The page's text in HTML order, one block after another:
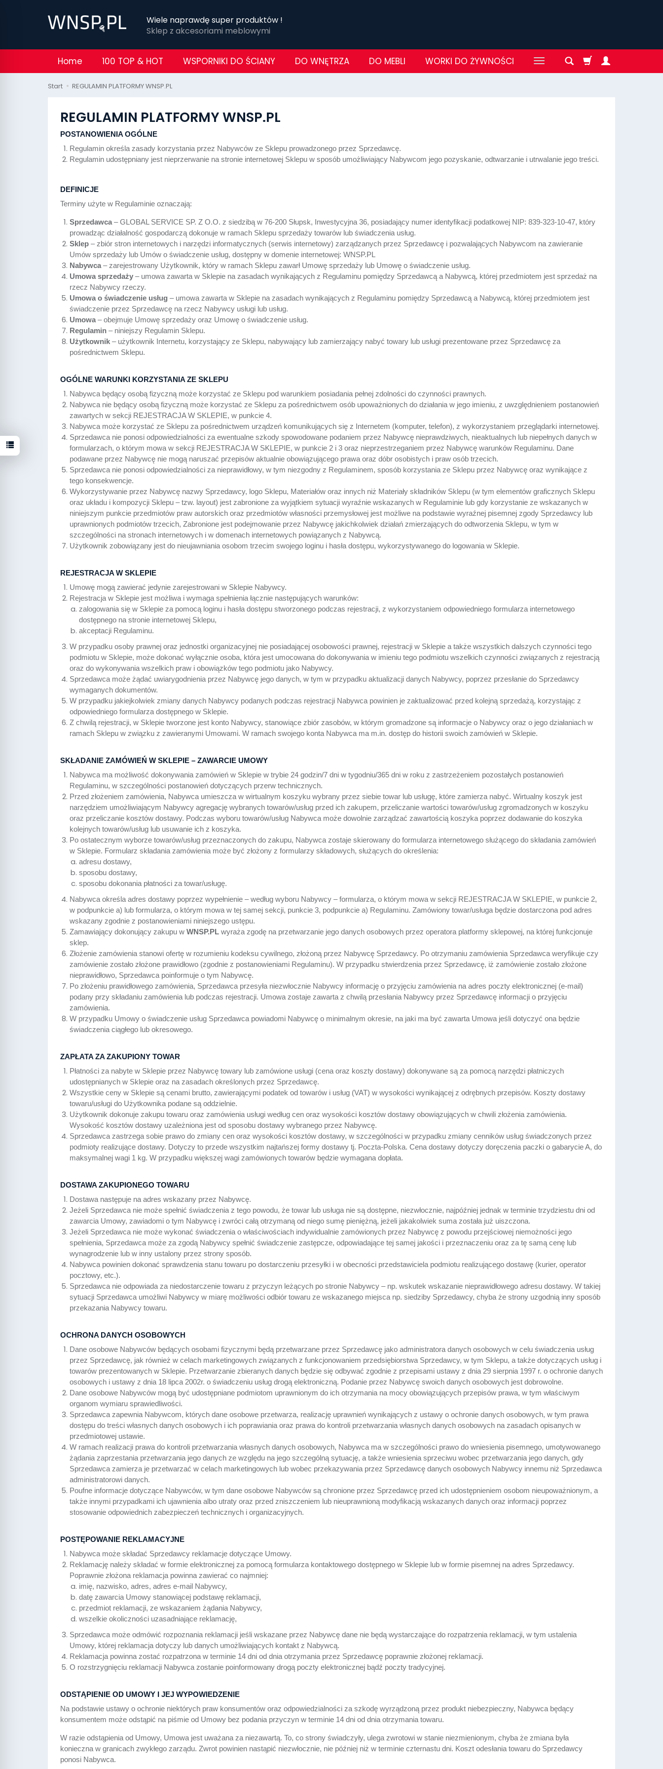
Wiele naprawdę super produktów !
Sklep z akcesoriami meblowymi
Home 100 TOP & HOT WSPORNIKI DO ŚCIANY DO WNĘTRZA DO MEBLI WORKI DO ŻYWNOŚCI
Start REGULAMIN PLATFORMY WNSP.PL
REGULAMIN PLATFORMY WNSP.PL
POSTANOWIENIA OGÓLNE
Regulamin określa zasady korzystania przez Nabywców ze Sklepu prowadzonego przez Sprzedawcę.
Regulamin udostępniany jest nieprzerwanie na stronie internetowej Sklepu w sposób umożliwiający Nabywcom jego pozyskanie, odtwarzanie i utrwalanie jego treści.
DEFINICJE
Terminy użyte w Regulaminie oznaczają:
Sprzedawca – GLOBAL SERVICE SP. Z O.O. z siedzibą w 76-200 Słupsk, Inwestycyjna 36, posiadający numer identyfikacji podatkowej NIP: 839-323-10-47, który
prowadząc działalność gospodarczą dokonuje w ramach Sklepu sprzedaży towarów lub świadczenia usług.
Sklep – zbiór stron internetowych i narzędzi informatycznych (serwis internetowy) zarządzanych przez Sprzedawcę i pozwalających Nabywcom na zawieranie
Umów sprzedaży lub Umów o świadczenie usług, dostępny w domenie internetowej: WNSP.PL
Nabywca – zarejestrowany Użytkownik, który w ramach Sklepu zawarł Umowę sprzedaży lub Umowę o świadczenie usług.
Umowa sprzedaży – umowa zawarta w Sklepie na zasadach wynikających z Regulaminu pomiędzy Sprzedawcą a Nabywcą, której przedmiotem jest sprzedaż na
rzecz Nabywcy rzeczy.
Umowa o świadczenie usług – umowa zawarta w Sklepie na zasadach wynikających z Regulaminu pomiędzy Sprzedawcą a Nabywcą, której przedmiotem jest
świadczenie przez Sprzedawcę na rzecz Nabywcy usługi lub usług.
Umowa – obejmuje Umowę sprzedaży oraz Umowę o świadczenie usług.
Regulamin – niniejszy Regulamin Sklepu.
Użytkownik – użytkownik Internetu, korzystający ze Sklepu, nabywający lub zamierzający nabyć towary lub usługi prezentowane przez Sprzedawcę za
pośrednictwem Sklepu.
OGÓLNE WARUNKI KORZYSTANIA ZE SKLEPU
Nabywca będący osobą fizyczną może korzystać ze Sklepu pod warunkiem posiadania pełnej zdolności do czynności prawnych.
Nabywca nie będący osobą fizyczną może korzystać ze Sklepu za pośrednictwem osób upoważnionych do działania w jego imieniu, z uwzględnieniem postanowień
zawartych w sekcji REJESTRACJA W SKLEPIE, w punkcie 4.
Nabywca może korzystać ze Sklepu za pośrednictwem urządzeń komunikujących się z Internetem (komputer, telefon), z wykorzystaniem przeglądarki internetowej.
Sprzedawca nie ponosi odpowiedzialności za ewentualne szkody spowodowane podaniem przez Nabywcę nieprawdziwych, nieaktualnych lub niepełnych danych w
formularzach, o którym mowa w sekcji REJESTRACJA W SKLEPIE, w punkcie 2 i 3 oraz nieprzestrzeganiem przez Nabywcę warunków Regulaminu. Dane
podawane przez Nabywcę nie mogą naruszać przepisów aktualnie obowiązującego prawa oraz dóbr osobistych i praw osób trzecich.
Sprzedawca nie ponosi odpowiedzialności za nieprawidłowy, w tym niezgodny z Regulaminem, sposób korzystania ze Sklepu przez Nabywcę oraz wynikające z
tego konsekwencje.
Wykorzystywanie przez Nabywcę nazwy Sprzedawcy, logo Sklepu, Materiałów oraz innych niż Materiały składników Sklepu (w tym elementów graficznych Sklepu
oraz układu i kompozycji Sklepu – tzw. layout) jest zabronione za wyjątkiem sytuacji wyraźnie wskazanych w Regulaminie lub gdy korzystanie ze wskazanych w
niniejszym punkcie przedmiotów praw autorskich oraz przedmiotów własności przemysłowej jest możliwe na podstawie wyraźnej pisemnej zgody Sprzedawcy lub
uprawnionych podmiotów trzecich, Zabronione jest podejmowanie przez Nabywcę jakichkolwiek działań zmierzających do odtworzenia Sklepu, w tym w
szczególności na stronach internetowych i w domenach internetowych powiązanych z Nabywcą.
Użytkownik zobowiązany jest do nieujawniania osobom trzecim swojego loginu i hasła dostępu, wykorzystywanego do logowania w Sklepie.
REJESTRACJA W SKLEPIE
Umowę mogą zawierać jedynie zarejestrowani w Sklepie Nabywcy.
Rejestracja w Sklepie jest możliwa i wymaga spełnienia łącznie następujących warunków:
zalogowania się w Sklepie za pomocą loginu i hasła dostępu stworzonego podczas rejestracji, z wykorzystaniem odpowiedniego formularza internetowego
dostępnego na stronie internetowej Sklepu,
akceptacji Regulaminu.
W przypadku osoby prawnej oraz jednostki organizacyjnej nie posiadającej osobowości prawnej, rejestracji w Sklepie a także wszystkich dalszych czynności tego
podmiotu w Sklepie, może dokonać wyłącznie osoba, która jest umocowana do dokonywania w imieniu tego podmiotu wszelkich czynności związanych z rejestracją
oraz do wykonywania wszelkich praw i obowiązków tego podmiotu jako Nabywcy.
Sprzedawca może żądać uwiarygodnienia przez Nabywcę jego danych, w tym w przypadku aktualizacji danych Nabywcy, poprzez przesłanie do Sprzedawcy
wymaganych dokumentów.
W przypadku jakiejkolwiek zmiany danych Nabywcy podanych podczas rejestracji Nabywca powinien je zaktualizować przed kolejną sprzedażą, korzystając z
odpowiedniego formularza dostępnego w Sklepie.
Z chwilą rejestracji, w Sklepie tworzone jest konto Nabywcy, stanowiące zbiór zasobów, w którym gromadzone są informacje o Nabywcy oraz o jego działaniach w
ramach Sklepu w związku z zawieranymi Umowami. W ramach swojego konta Nabywca ma m.in. dostęp do historii swoich zamówień w Sklepie.
SKŁADANIE ZAMÓWIEŃ W SKLEPIE – ZAWARCIE UMOWY
Nabywca ma możliwość dokonywania zamówień w Sklepie w trybie 24 godzin/7 dni w tygodniu/365 dni w roku z zastrzeżeniem pozostałych postanowień
Regulaminu, w szczególności postanowień dotyczących przerw technicznych.
Przed złożeniem zamówienia, Nabywca umieszcza w wirtualnym koszyku wybrany przez siebie towar lub usługę, które zamierza nabyć. Wirtualny koszyk jest
narzędziem umożliwiającym Nabywcy agregację wybranych towarów/usług przed ich zakupem, przeliczanie wartości towarów/usług zgromadzonych w koszyku
oraz przeliczanie kosztów dostawy. Podczas wyboru towarów/usług Nabywca może dowolnie zarządzać zawartością koszyka poprzez dodawanie do koszyka
kolejnych towarów/usług lub usuwanie ich z koszyka.
Po ostatecznym wyborze towarów/usług przeznaczonych do zakupu, Nabywca zostaje skierowany do formularza internetowego służącego do składania zamówień
w Sklepie. Formularz składania zamówienia może być złożony z formularzy składowych, służących do określenia:
adresu dostawy,
sposobu dostawy,
sposobu dokonania płatności za towar/usługę.
Nabywca określa adres dostawy poprzez wypełnienie – według wyboru Nabywcy – formularza, o którym mowa w sekcji REJESTRACJA W SKLEPIE, w punkcie 2,
w podpunkcie a) lub formularza, o którym mowa w tej samej sekcji, punkcie 3, podpunkcie a) Regulaminu. Zamówiony towar/usługa będzie dostarczona pod adres
wskazany zgodnie z postanowieniami niniejszego ustępu.
Zamawiający dokonujący zakupu w WNSP.PL wyraża zgodę na przetwarzanie jego danych osobowych przez operatora platformy sklepowej, na której funkcjonuje
sklep.
Złożenie zamówienia stanowi ofertę w rozumieniu kodeksu cywilnego, złożoną przez Nabywcę Sprzedawcy. Po otrzymaniu zamówienia Sprzedawca weryfikuje czy
zamówienie zostało złożone prawidłowo (zgodnie z postanowieniami Regulaminu). W przypadku stwierdzenia przez Sprzedawcę, iż zamówienie zostało złożone
nieprawidłowo, Sprzedawca poinformuje o tym Nabywcę.
Po złożeniu prawidłowego zamówienia, Sprzedawca przesyła niezwłocznie Nabywcy informację o przyjęciu zamówienia na adres poczty elektronicznej (e-mail)
podany przy składaniu zamówienia lub podczas rejestracji. Umowa zostaje zawarta z chwilą przesłania Nabywcy przez Sprzedawcę informacji o przyjęciu
zamówienia.
W przypadku Umowy o świadczenie usług Sprzedawca powiadomi Nabywcę o minimalnym okresie, na jaki ma być zawarta Umowa jeśli dotyczyć ona będzie
świadczenia ciągłego lub okresowego.
ZAPŁATA ZA ZAKUPIONY TOWAR
Płatności za nabyte w Sklepie przez Nabywcę towary lub zamówione usługi (cena oraz koszty dostawy) dokonywane są za pomocą narzędzi płatniczych
udostępnianych w Sklepie oraz na zasadach określonych przez Sprzedawcę.
Wszystkie ceny w Sklepie są cenami brutto, zawierającymi podatek od towarów i usług (VAT) w wysokości wynikającej z odrębnych przepisów. Koszty dostawy
towaru/usługi do Użytkownika podane są oddzielnie.
Użytkownik dokonuje zakupu towaru oraz zamówienia usługi według cen oraz wysokości kosztów dostawy obowiązujących w chwili złożenia zamówienia.
Wysokość kosztów dostawy uzależniona jest od sposobu dostawy wybranego przez Nabywcę.
Sprzedawca zastrzega sobie prawo do zmiany cen oraz wysokości kosztów dostawy, w szczególności w przypadku zmiany cenników usług świadczonych przez
podmioty realizujące dostawy. Dotyczy to przede wszystkim najtańszej formy dostawy tj. Poczta-Polska. Cena dostawy dotyczy doręczenia paczki o gabarycie A, do
maksymalnej wagi 1 kg. W przypadku większej wagi zamówionych towarów będzie wymagana dopłata.
DOSTAWA ZAKUPIONEGO TOWARU
Dostawa następuje na adres wskazany przez Nabywcę.
Jeżeli Sprzedawca nie może spełnić świadczenia z tego powodu, że towar lub usługa nie są dostępne, niezwłocznie, najpóźniej jednak w terminie trzydziestu dni od
zawarcia Umowy, zawiadomi o tym Nabywcę i zwróci całą otrzymaną od niego sumę pieniężną, jeżeli jakakolwiek suma została już uiszczona.
Jeżeli Sprzedawca nie może wykonać świadczenia o właściwościach indywidualnie zamówionych przez Nabywcę z powodu przejściowej niemożności jego
spełnienia, Sprzedawca może za zgodą Nabywcy spełnić świadczenie zastępcze, odpowiadające tej samej jakości i przeznaczeniu oraz za tę samą cenę lub
wynagrodzenie lub w inny ustalony przez strony sposób.
Nabywca powinien dokonać sprawdzenia stanu towaru po dostarczeniu przesyłki i w obecności przedstawiciela podmiotu realizującego dostawę (kurier, operator
pocztowy, etc.).
Sprzedawca nie odpowiada za niedostarczenie towaru z przyczyn leżących po stronie Nabywcy – np. wskutek wskazanie nieprawidłowego adresu dostawy. W takiej
sytuacji Sprzedawca umożliwi Nabywcy w miarę możliwości odbiór towaru ze wskazanego miejsca np. siedziby Sprzedawcy, chyba że strony uzgodnią inny sposób
przekazania Nabywcy towaru.
OCHRONA DANYCH OSOBOWYCH
Dane osobowe Nabywców będących osobami fizycznymi będą przetwarzane przez Sprzedawcę jako administratora danych osobowych w celu świadczenia usług
przez Sprzedawcę, jak również w celach marketingowych związanych z funkcjonowaniem przedsiębiorstwa Sprzedawcy, w tym Sklepu, a także dotyczących usług i
towarów prezentowanych w Sklepie. Przetwarzanie zbieranych danych będzie się odbywać zgodnie z przepisami ustawy z dnia 29 sierpnia 1997 r. o ochronie danych
osobowych i ustawy z dnia 18 lipca 2002r. o świadczeniu usług drogą elektroniczną. Podanie przez Nabywcę swoich danych osobowych jest dobrowolne.
Dane osobowe Nabywców mogą być udostępniane podmiotom uprawnionym do ich otrzymania na mocy obowiązujących przepisów prawa, w tym właściwym
organom wymiaru sprawiedliwości.
Sprzedawca zapewnia Nabywcom, których dane osobowe przetwarza, realizację uprawnień wynikających z ustawy o ochronie danych osobowych, w tym prawa
dostępu do treści własnych danych osobowych i ich poprawiania oraz prawa do kontroli przetwarzania własnych danych osobowych na zasadach opisanych w
przedmiotowej ustawie.
W ramach realizacji prawa do kontroli przetwarzania własnych danych osobowych, Nabywca ma w szczególności prawo do wniesienia pisemnego, umotywowanego
żądania zaprzestania przetwarzania jego danych ze względu na jego szczególną sytuację, a także wniesienia sprzeciwu wobec przetwarzania jego danych, gdy
Sprzedawca zamierza je przetwarzać w celach marketingowych lub wobec przekazywania przez Sprzedawcę danych osobowych Nabywcy innemu niż Sprzedawca
administratorowi danych.
Poufne informacje dotyczące Nabywców, w tym dane osobowe Nabywców są chronione przez Sprzedawcę przed ich udostępnieniem osobom nieupoważnionym, a
także innymi przypadkami ich ujawnienia albo utraty oraz przed zniszczeniem lub nieuprawnioną modyfikacją wskazanych danych oraz informacji poprzez
stosowanie odpowiednich zabezpieczeń technicznych i organizacyjnych.
POSTĘPOWANIE REKLAMACYJNE
Nabywca może składać Sprzedawcy reklamacje dotyczące Umowy.
Reklamację należy składać w formie elektronicznej za pomocą formularza kontaktowego dostępnego w Sklepie lub w formie pisemnej na adres Sprzedawcy.
Poprawnie złożona reklamacja powinna zawierać co najmniej:
imię, nazwisko, adres, adres e-mail Nabywcy,
datę zawarcia Umowy stanowiącej podstawę reklamacji,
przedmiot reklamacji, ze wskazaniem żądania Nabywcy,
wszelkie okoliczności uzasadniające reklamację,
Sprzedawca może odmówić rozpoznania reklamacji jeśli wskazane przez Nabywcę dane nie będą wystarczające do rozpatrzenia reklamacji, w tym ustalenia
Umowy, której reklamacja dotyczy lub danych umożliwiających kontakt z Nabywcą.
Reklamacja powinna zostać rozpatrzona w terminie 14 dni od dnia otrzymania przez Sprzedawcę poprawnie złożonej reklamacji.
O rozstrzygnięciu reklamacji Nabywca zostanie poinformowany drogą poczty elektronicznej bądź poczty tradycyjnej.
ODSTĄPIENIE OD UMOWY I JEJ WYPOWIEDZENIE
Na podstawie ustawy o ochronie niektórych praw konsumentów oraz odpowiedzialności za szkodę wyrządzoną przez produkt niebezpieczny, Nabywca będący
konsumentem może odstąpić na piśmie od Umowy bez podania przyczyn w terminie 14 dni od dnia otrzymania towaru.
W razie odstąpienia od Umowy, Umowa jest uważana za niezawartą. To, co strony świadczyły, ulega zwrotowi w stanie niezmienionym, chyba że zmiana była
konieczna w granicach zwykłego zarządu. Zwrot powinien nastąpić niezwłocznie, nie później niż w terminie czternastu dni. Koszt odesłania towaru do Sprzedawcy
ponosi Nabywca.